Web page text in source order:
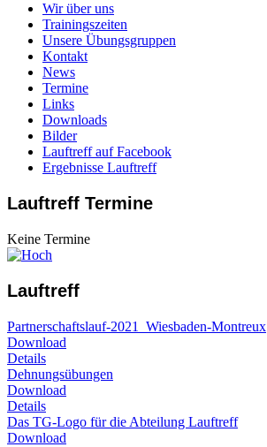
Wir über uns
Trainingszeiten
Unsere Übungsgruppen
Kontakt
News
Termine
Links
Downloads
Bilder
Lauftreff auf Facebook
Ergebnisse Lauftreff
Lauftreff Termine
Keine Termine
Lauftreff
Partnerschaftslauf-2021_Wiesbaden-Montreux
Download
Details
Dehnungsübungen
Download
Details
Das TG-Logo für die Abteilung Lauftreff
Download